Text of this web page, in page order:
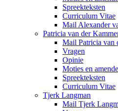
Spreekteksten
Curriculum Vitae
Mail Alexander
Patricia van der
Mail Patricia van
Vragen
Opinie
Moties en
Spreekteksten
Curriculum Vitae
Tjerk Langman
Mail Tjerk